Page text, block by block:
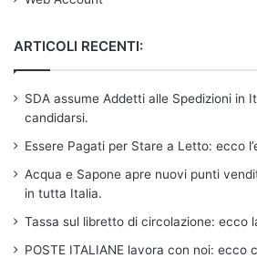
ARTICOLI RECENTI:
SDA assume Addetti alle Spedizioni in
candidarsi.
Essere Pagati per Stare a Letto: ecco
Acqua e Sapone apre nuovi punti
in tutta Italia.
Tassa sul libretto di circolazione: ecco
POSTE ITALIANE lavora con noi: ecco